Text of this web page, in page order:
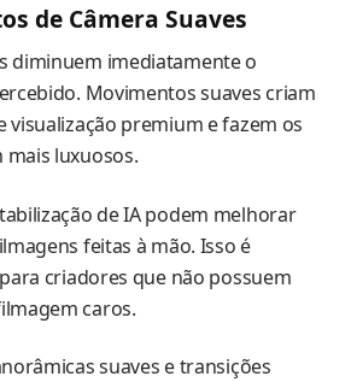
de Câmera Suaves
diminuem imediatamente o
Movimentos suaves criam
visualização premium e fazem os
mais luxuosos.
de IA podem melhorar
feitas à mão. Isso é
criadores que não possuem
caros.
suaves e transições